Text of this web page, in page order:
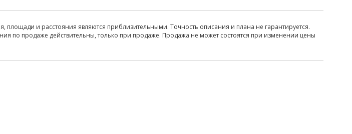
и расстояния являются приблизительными. Точность описания и плана не гарантируется.
по продаже действительны, только при продаже. Продажа не может состоятся при изменении цены